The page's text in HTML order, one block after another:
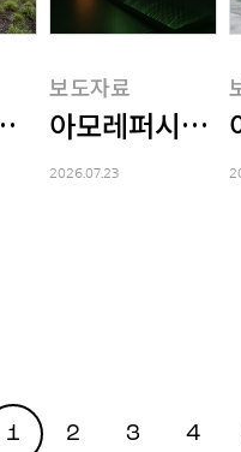
한남차밭 '티라이
보도자료
아모레퍼시픽
2026.07.23
1 2 3 4